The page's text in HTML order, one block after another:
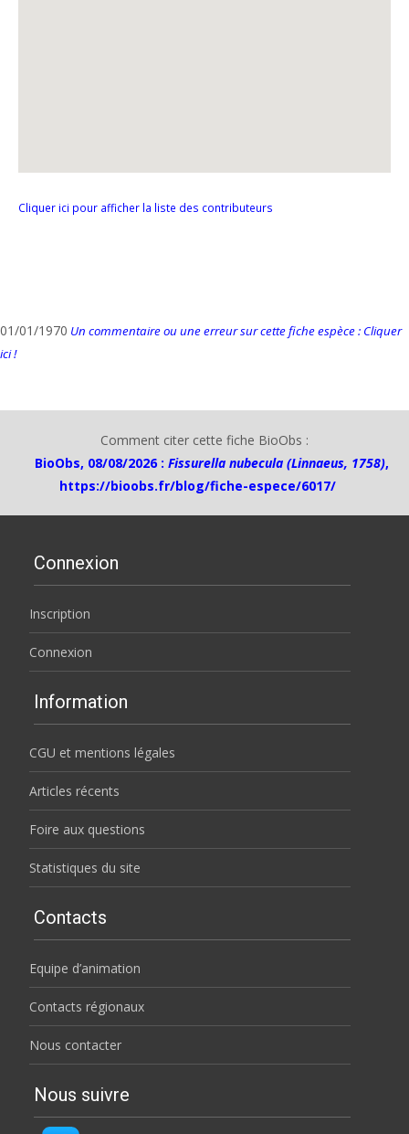
Cliquer ici pour afficher la liste des contributeurs
01/01/1970 Un commentaire ou une erreur sur cette fiche espèce : Cliquer
ici !
Comment citer cette fiche BioObs :
BioObs, 08/08/2026 : Fissurella nubecula (Linnaeus, 1758),
https://bioobs.fr/blog/fiche-espece/6017/
Connexion
Inscription
Connexion
Information
CGU et mentions légales
Articles récents
Foire aux questions
Statistiques du site
Contacts
Equipe d’animation
Contacts régionaux
Nous contacter
Nous suivre